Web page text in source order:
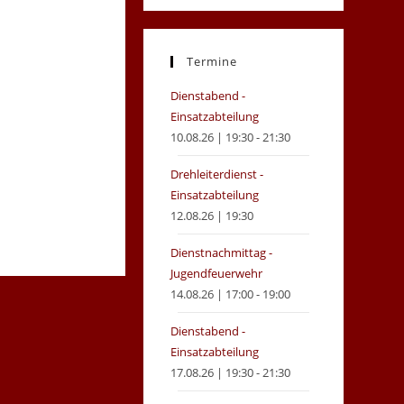
in
new
in
new
Termine
Dienstabend -
Einsatzabteilung
10.08.26 | 19:30 - 21:30
Drehleiterdienst -
Einsatzabteilung
12.08.26 | 19:30
Dienstnachmittag -
Jugendfeuerwehr
14.08.26 | 17:00 - 19:00
Dienstabend -
Einsatzabteilung
17.08.26 | 19:30 - 21:30